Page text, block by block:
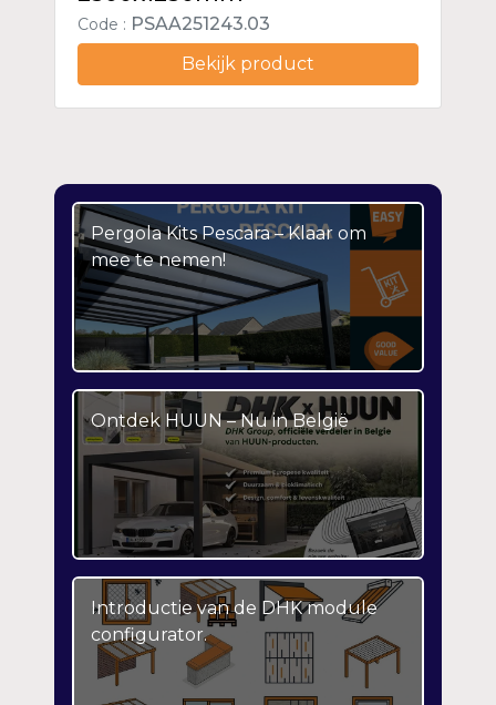
Code : PSAA251243.03
Bekijk product
Pergola Kits Pescara – Klaar om
mee te nemen!
Ontdek HUUN – Nu in België
Introductie van de DHK module
configurator.